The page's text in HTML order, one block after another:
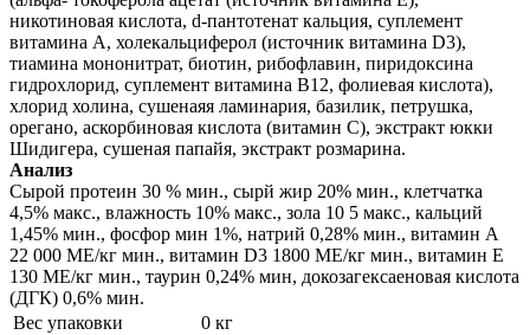
никотиновая кислота, d-пантотенат кальция, суплемент
витамина А, холекальциферол (источник витамина D3),
тиамина мононитрат, биотин, рибофлавин, пиридоксина
гидрохлорид, суплемент витамина B12, фолиевая кислота),
хлорид холина, сушенаяя ламинария, базилик, петрушка,
орегано, аскорбиновая кислота (витамин С), экстракт юкки
Шидигера, сушеная папайя, экстракт розмарина.
Анализ
Сырой протеин 30 % мин., сырй жир 20% мин., клетчатка
4,5% макс., влажность 10% макс., зола 10 5 макс., кальций
1,45% мин., фосфор мин 1%, натрий 0,28% мин., витамин А
22 000 МЕ/кг мин., витамин D3 1800 МЕ/кг мин., витамин E
130 МЕ/кг мин., таурин 0,24% мин, докозагексаеновая кислота
(ДГК) 0,6% мин.
Вес упаковки
0 кг